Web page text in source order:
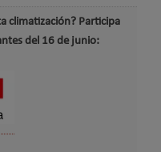
climatización? Participa
del 16 de junio: